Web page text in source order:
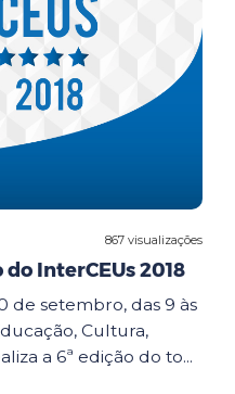
867 visualizações
InterCEUs 2018
de setembro, das 9 às
Cultura,
a 6ª edição do to...